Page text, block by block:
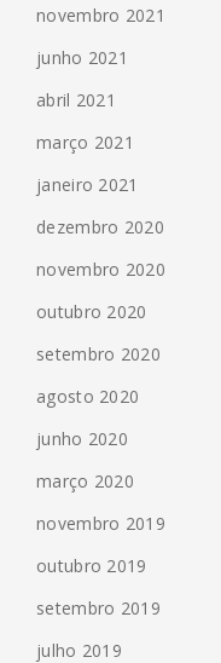
novembro 2021
junho 2021
abril 2021
março 2021
janeiro 2021
dezembro 2020
novembro 2020
outubro 2020
setembro 2020
agosto 2020
junho 2020
março 2020
novembro 2019
outubro 2019
setembro 2019
julho 2019